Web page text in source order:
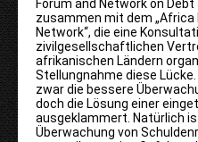
Forum and Network on
zusammen mit dem
Network“, die eine
zivilgesellschaftlichen
afrikanischen Ländern
Stellungnahme diese
zwar die bessere
doch die Lösung einer
ausgeklammert. Natürlich
Überwachung von